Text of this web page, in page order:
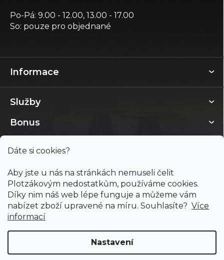
Dáte si cookies?
Aby jste u nás na stránkách nemuseli čelit
Plotzákovým nedostatkům, používáme cookies.
Díky nim náš web lépe funguje a můžeme vám
nabízet zboží upravené na míru. Souhlasíte? Více
informací
Nastavení
Informace
Služby
Bonus
Po-Pá: 9.00 - 12.00, 13.00 - 17.00
So: pouze pro objednané
Copyright 2026PODLAHY PLOTZ s.r.o.. Všechna práva